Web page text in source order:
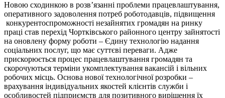
Новою сходинкою в розв’язанні проблеми працевлаштування,
оперативного задоволення потреб роботодавців, підвищення
конкурентоспроможності незайнятих громадян на ринку
праці став перехід Чортківського районного центру зайнятості
на оновлену форму роботи – Єдину технологію надання
соціальних послуг, що має суттєві переваги. Адже
прискорюється процес працевлаштування громадян та
скорочуються терміни укомплектування вакансій і вільних
робочих місць. Основа нової технологічної розробки –
врахування індивідуальних якостей клієнтів служби і
особливостей підприємств для позитивного вирішення їх